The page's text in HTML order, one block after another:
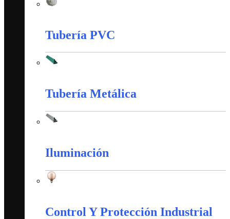
Tubería PVC
Tubería Metálica
Iluminación
Control Y Protección Industrial